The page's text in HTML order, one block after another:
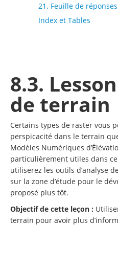
21. Feuille de réponses
Index et Tables
8.3.
de terrain
Certains types de raster vous
perspicacité dans le terrain
Modèles Numériques
particulièrement utiles dans
utiliserez les outils d’analyse
sur la zone d’étude pour le
proposé plus tôt.
Objectif de cette leçon :
terrain pour avoir plus